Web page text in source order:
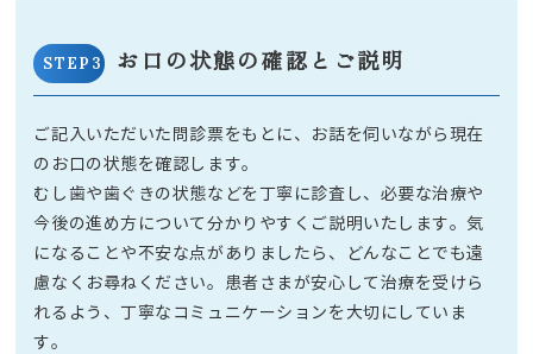
STEP3 お口の状態の確認とご説明
ご記入いただいた問診票をもとに、お話を伺いながら現在
のお口の状態を確認します。
むし歯や歯ぐきの状態などを丁寧に診査し、必要な治療や
今後の進め方について分かりやすくご説明いたします。気
になることや不安な点がありましたら、どんなことでも遠
慮なくお尋ねください。患者さまが安心して治療を受けら
れるよう、丁寧なコミュニケーションを大切にしていま
す。